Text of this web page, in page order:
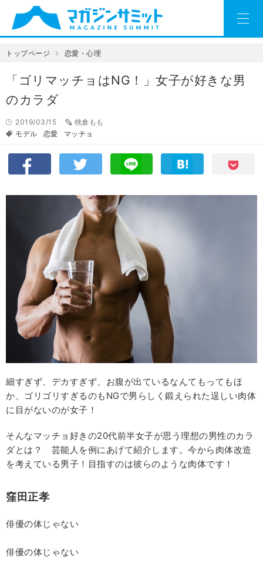
トップページ 恋愛・心理
「ゴリマッチョはNG！」女子が好きな男
のカラダ
2019/03/15
桃倉もも
モデル
恋愛 マッチョ
細すぎず、デカすぎず、お腹が出ているなんてもってもほ
か、ゴリゴリすぎるのもNGで男らしく鍛えられた逞しい肉体
に目がないのが女子！
そんなマッチョ好きの20代前半女子が思う理想の男性のカラ
ダとは？ 芸能人を例にあげて紹介します。今から肉体改造
を考えている男子！目指すのは彼らのような肉体です！
窪田正孝
俳優の体じゃない
俳優の体じゃない